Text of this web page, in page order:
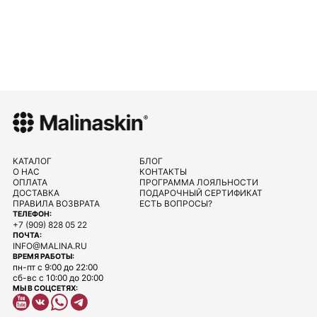
ТЕЛЕФОН:
+7 (909) 828 05 22
ПОЧТА:
INFO@MALINA.RU
ВРЕМЯ РАБОТЫ:
пн-пт с 9:00 до 22:00
сб-вс с 10:00 до 20:00
МЫ В СОЦСЕТЯХ:
КАТАЛОГ
О НАС
ОПЛАТА
ДОСТАВКА
ПРАВИЛА ВОЗВРАТА
БЛОГ
КОНТАКТЫ
ПРОГРАММА ЛОЯЛЬНОСТИ
ПОДАРОЧНЫЙ СЕРТИФИКАТ
ЕСТЬ ВОПРОСЫ?